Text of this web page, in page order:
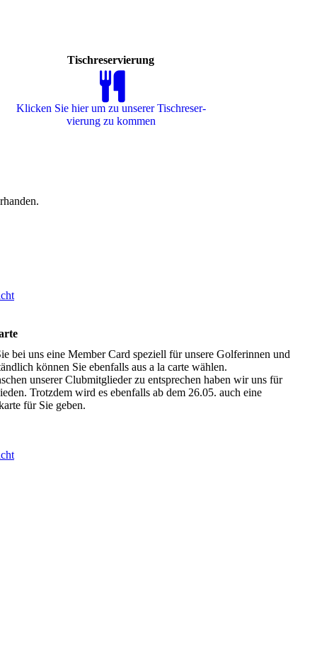
Tischreservierung
Klicken Sie hier um zu unserer Tisch­re­ser­
vie­rung zu kommen
bei uns eine Member Card speziell für unsere Golferinnen und
können Sie ebenfalls aus a la carte wählen.
unserer Clubmitglieder zu entsprechen haben wir uns für
Trotzdem wird es ebenfalls ab dem 26.05. auch eine
für Sie geben.